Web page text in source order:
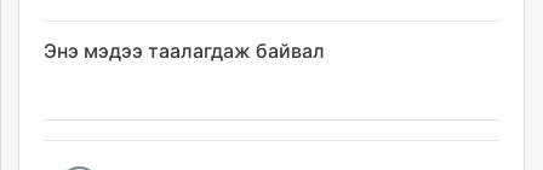
Энэ мэдээ таалагдаж байвал